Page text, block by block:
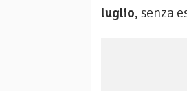
luglio, senza